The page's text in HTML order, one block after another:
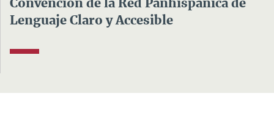
Convención de la Red Panhispánica de
Lenguaje Claro y Accesible